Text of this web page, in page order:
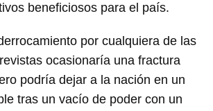
beneficiosos para el país.
por cualquiera de las
ocasionaría una fractura
podría dejar a la nación en un
tras un vacío de poder con un